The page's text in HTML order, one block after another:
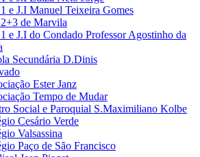
e J.I Manuel Teixeira Gomes
de Marvila
e J.I do Condado Professor Agostinho da
Secundária D.Dinis
Ester Janz
Tempo de Mudar
Social e Paroquial S.Maximiliano Kolbe
Cesário Verde
Valsassina
Paço de São Francisco